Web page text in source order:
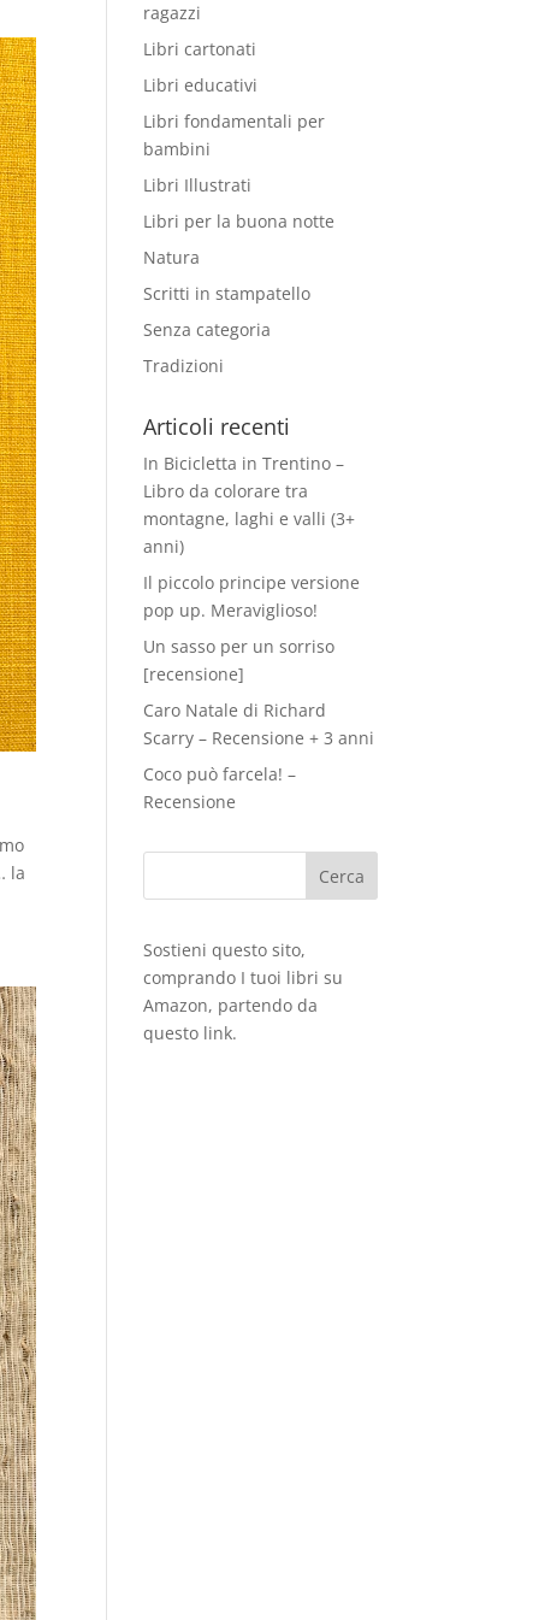
la
ragazzi
Libri cartonati
Libri educativi
Libri fondamentali per
bambini
Libri Illustrati
Libri per la buona notte
Natura
Scritti in stampatello
Senza categoria
Tradizioni
Articoli recenti
In Bicicletta in Trentino –
Libro da colorare tra
montagne, laghi e valli (3+
anni)
Il piccolo principe versione
pop up. Meraviglioso!
Un sasso per un sorriso
[recensione]
Caro Natale di Richard
Scarry – Recensione + 3 anni
Coco può farcela! –
Recensione
Sostieni questo sito,
comprando I tuoi libri su
Amazon, partendo da
questo link.